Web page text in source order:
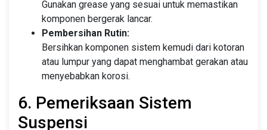
Gunakan grease yang sesuai untuk memastikan
komponen bergerak lancar.
Pembersihan Rutin:
Bersihkan komponen sistem kemudi dari kotoran
atau lumpur yang dapat menghambat gerakan atau
menyebabkan korosi.
6. Pemeriksaan Sistem
Suspensi